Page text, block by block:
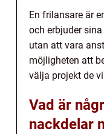
En frilansare är
och erbjuder
utan att vara
möjligheten att
välja projekt de
Vad är
nackdelar